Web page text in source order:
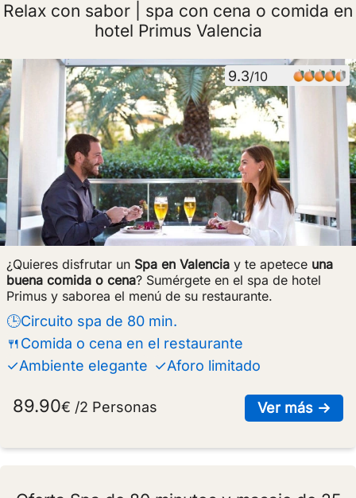
Relax con sabor | spa con cena o comida en
hotel Primus Valencia
9.3/10
¿Quieres disfrutar un Spa en Valencia y te apetece una
buena comida o cena? Sumérgete en el spa de hotel
Primus y saborea el menú de su restaurante.
🕒Circuito spa de 80 min.
🍴Comida o cena en el restaurante
✓Ambiente elegante ✓Aforo limitado
Ver más →
89.90€ /2 Personas